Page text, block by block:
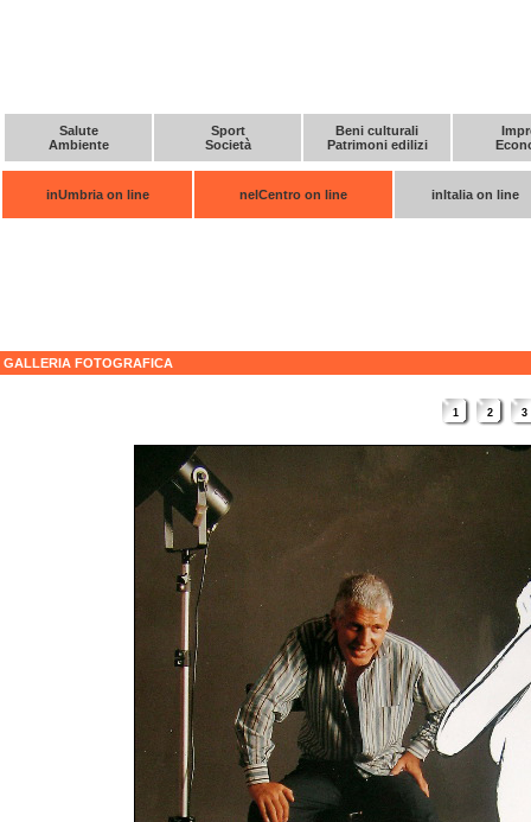
Salute
Ambiente
Sport
Società
Beni culturali
Patrimoni edilizi
inUmbria on line nelCentro on line inItalia on line
GALLERIA FOTOGRAFICA
1 2 3